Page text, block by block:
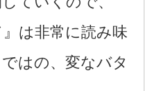
』は非常に読み味
はの、変なバタ